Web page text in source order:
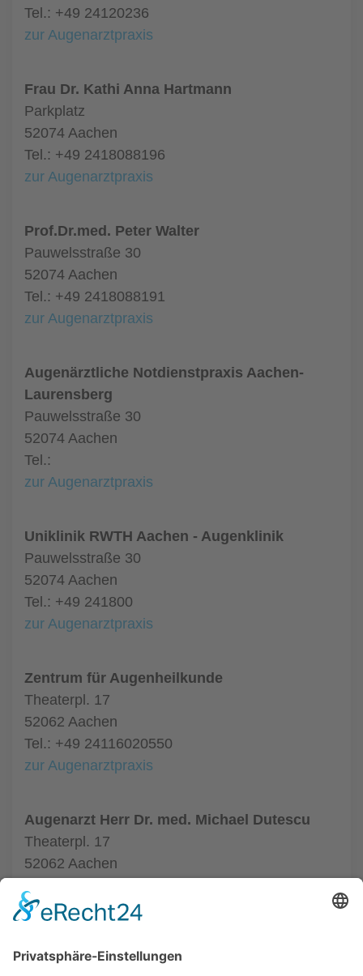
Tel.: +49 24120236
zur Augenarztpraxis
Frau Dr. Kathi Anna Hartmann
Parkplatz
52074 Aachen
Tel.: +49 2418088196
zur Augenarztpraxis
Prof.Dr.med. Peter Walter
Pauwelsstraße 30
52074 Aachen
Tel.: +49 2418088191
zur Augenarztpraxis
Augenärztliche Notdienstpraxis Aachen-
Laurensberg
Pauwelsstraße 30
52074 Aachen
Tel.:
zur Augenarztpraxis
Uniklinik RWTH Aachen - Augenklinik
Pauwelsstraße 30
52074 Aachen
Tel.: +49 241800
zur Augenarztpraxis
Zentrum für Augenheilkunde
Theaterpl. 17
52062 Aachen
Tel.: +49 24116020550
zur Augenarztpraxis
Augenarzt Herr Dr. med. Michael Dutescu
Theaterpl. 17
52062 Aachen
zur Augenarztpraxis